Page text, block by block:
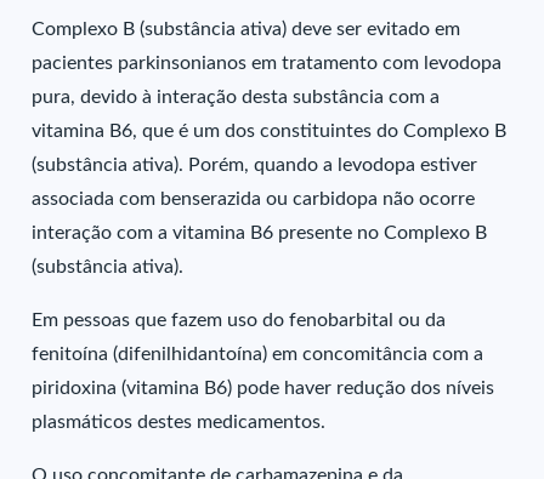
Complexo B (substância ativa) deve ser evitado em
pacientes parkinsonianos em tratamento com levodopa
pura, devido à interação desta substância com a
vitamina B6, que é um dos constituintes do Complexo B
(substância ativa). Porém, quando a levodopa estiver
associada com benserazida ou carbidopa não ocorre
interação com a vitamina B6 presente no Complexo B
(substância ativa).
Em pessoas que fazem uso do fenobarbital ou da
fenitoína (difenilhidantoína) em concomitância com a
piridoxina (vitamina B6) pode haver redução dos níveis
plasmáticos destes medicamentos.